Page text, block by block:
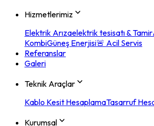
Hizmetlerimiz
Elektrik Arızaelektrik tesisatı & Tamir
KombiGüneş Enerjisi🚨 Acil Servis
Referanslar
Galeri
Teknik Araçlar
Kablo Kesit HesaplamaTasarruf
Kurumsal